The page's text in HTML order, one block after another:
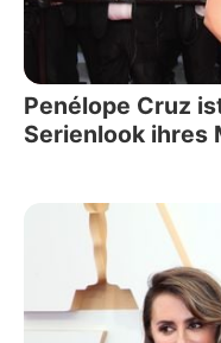
Penélope Cruz
Serienlook ihres